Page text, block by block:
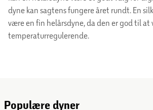
dyne kan sagtens fungere året rundt. En
være en fin helårsdyne, da den er god til at
temperaturregulerende.
Populære dyner